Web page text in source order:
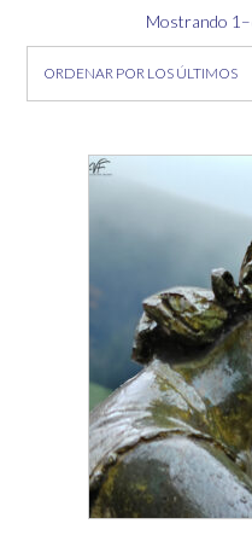
Mostrando